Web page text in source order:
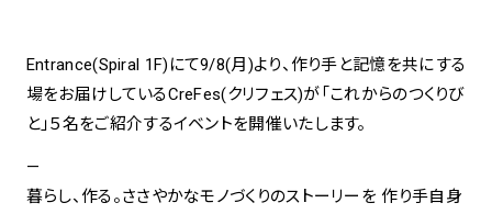
Spiral Rendezvous Store
グランスタ東京店
spiral art gallery 名古屋
松坂屋
Entrance(Spiral 1F)にて9/8(月)より、作り手と記憶を共にする
場をお届けしているCreFes(クリフェス)が「これからのつくりび
と」５名をご紹介するイベントを開催いたします。
—
暮らし、作る。ささやかなモノづくりのストーリーを 作り手自身